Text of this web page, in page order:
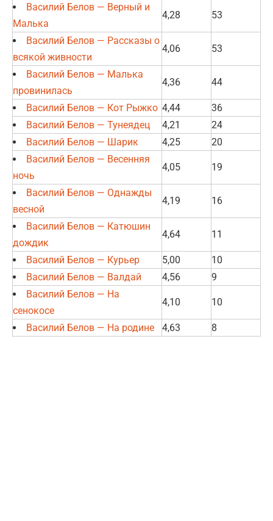
Василий Белов — Верный и
Малька
4,28 53
Василий Белов — Рассказы о
всякой живности
4,06 53
Василий Белов — Малька
провинилась
4,36 44
Василий Белов — Кот Рыжко 4,44
36
Василий Белов — Тунеядец
4,21
24
Василий Белов — Шарик
4,25
20
Василий Белов — Весенняя
ночь
4,05 19
Василий Белов — Однажды
весной
4,19 16
Василий Белов — Катюшин
дождик
4,64 11
Василий Белов — Курьер 5,00
10
Василий Белов — Валдай
4,56
9
Василий Белов — На
сенокосе
4,10 10
Василий Белов — На родине 4,63 8